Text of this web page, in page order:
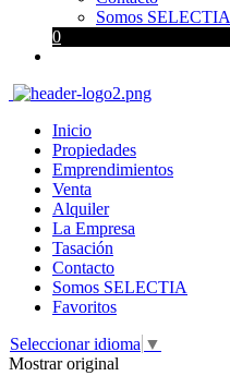
Somos SELECTIA
0
Inicio
Propiedades
Emprendimientos
Venta
Alquiler
La Empresa
Tasación
Contacto
Somos SELECTIA
Favoritos
Seleccionar idioma ▼
Mostrar original